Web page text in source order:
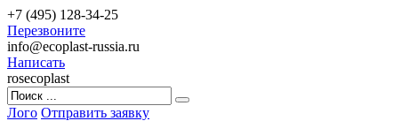
+7 (495) 128-34-25
Перезвоните
info@ecoplast-russia.ru
Написать
rosecoplast
Лого Отправить заявку